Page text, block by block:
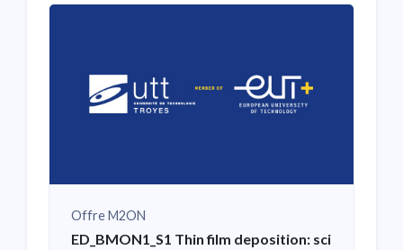
Offre M2ON
ED_BMON1_S1 Thin film deposition: scientific